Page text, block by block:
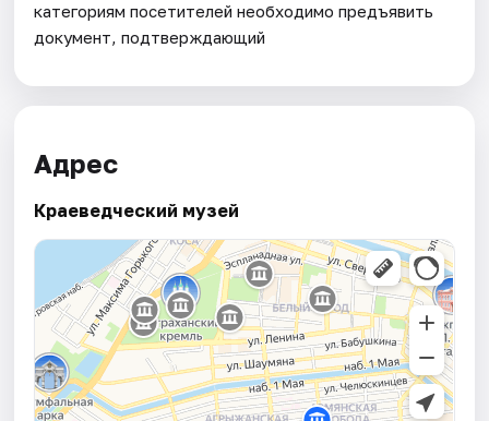
категориям посетителей необходимо предъявить
документ, подтверждающий
Адрес
Краеведческий музей